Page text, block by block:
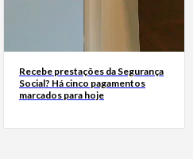
Recebe prestações da Segurança
Social? Há cinco pagamentos
marcados para hoje